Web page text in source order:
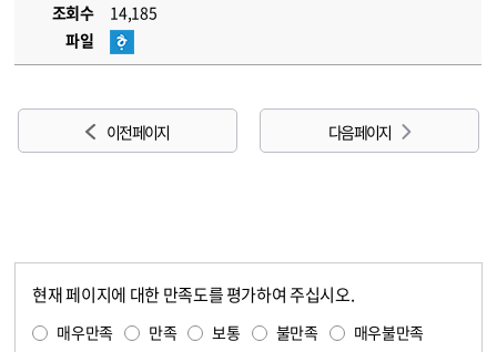
조회수
14,185
파일
이전 페이지 다음 페이지
현재 페이지에 대한 만족도를 평가하여 주십시오.
매우만족 만족 보통 불만족 매우불만족